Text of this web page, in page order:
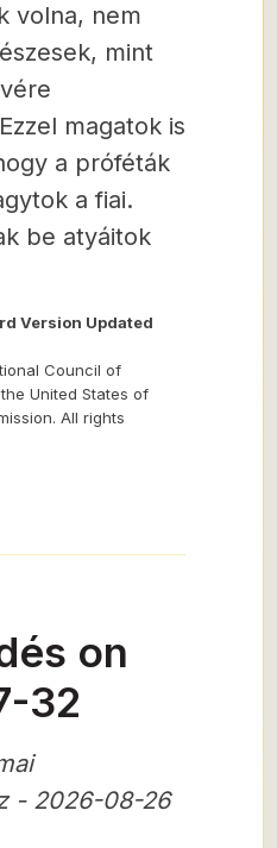
volna, nem
mint
Ezzel magatok is
a próféták
a fiai.
be atyáitok
Version Updated
Council of
United States of
All rights
on
32
- 2026-08-26